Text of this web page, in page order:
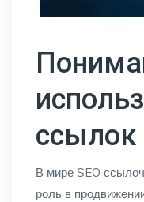
ссылок
В мире SEO
роль в